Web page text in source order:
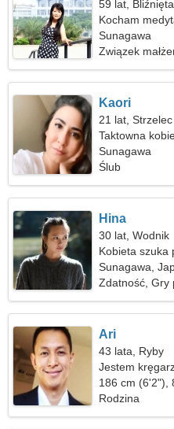
59 lat, Bliźnięta
Kocham
Sunagawa
Związek
Kaori
21 lat, Strzelec
Taktowna
Sunagawa
Ślub
Hina
30 lat, Wodnik
Kobieta szuka
Sunagawa,
Zdatność, Gry
Ari
43 lata, Ryby
Jestem
186 cm (6'2"),
Rodzina